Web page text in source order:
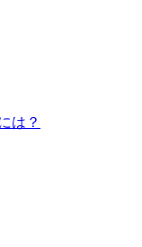
は？